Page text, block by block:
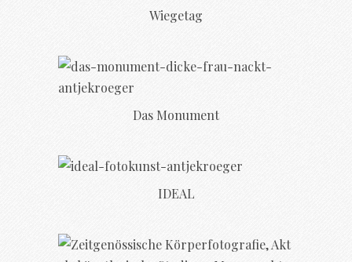
Wiegetag
Das Monument
IDEAL